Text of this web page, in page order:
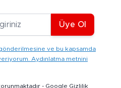
E-posta Adresiniz
Üye Ol
ve bu kapsamda
Aydınlatma metnini
- Google Gizlilik